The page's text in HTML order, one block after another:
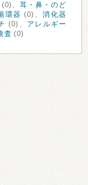
(0)、耳・鼻・のど
環器 (0)、消化器
(0)、 アレルギー
査 (0)